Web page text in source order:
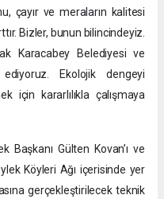
çayır ve meraların kalitesi
Bizler, bunun bilincindeyiz.
Karacabey Belediyesi ve
ediyoruz. Ekolojik dengeyi
için kararlılıkla çalışmaya
Başkanı Gülten Kovan’ı ve
Köyleri Ağı içerisinde yer
gerçekleştirilecek teknik